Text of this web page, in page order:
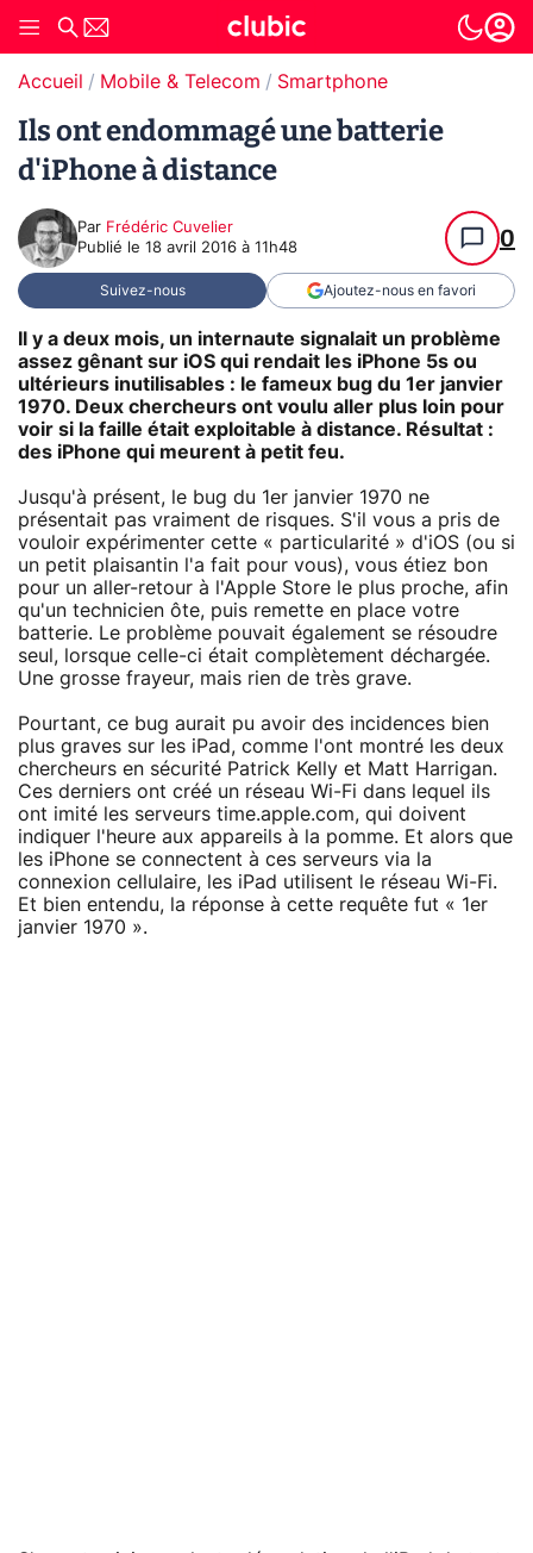
Accueil Mobile & Telecom Smartphone
Ils ont endommagé une batterie
d'iPhone à distance
Par Frédéric Cuvelier
Publié le 18 avril 2016 à 11h48 0
Suivez-nous Ajoutez-nous en favori
Il y a deux mois, un internaute signalait un problème
assez gênant sur iOS qui rendait les iPhone 5s ou
ultérieurs inutilisables : le fameux bug du 1er janvier
1970. Deux chercheurs ont voulu aller plus loin pour
voir si la faille était exploitable à distance. Résultat :
des iPhone qui meurent à petit feu.
Jusqu'à présent, le bug du 1er janvier 1970 ne
présentait pas vraiment de risques. S'il vous a pris de
vouloir expérimenter cette « particularité » d'iOS (ou si
un petit plaisantin l'a fait pour vous), vous étiez bon
pour un aller-retour à l'Apple Store le plus proche, afin
qu'un technicien ôte, puis remette en place votre
batterie. Le problème pouvait également se résoudre
seul, lorsque celle-ci était complètement déchargée.
Une grosse frayeur, mais rien de très grave.
Pourtant, ce bug aurait pu avoir des incidences bien
plus graves sur les iPad, comme l'ont montré les deux
chercheurs en sécurité Patrick Kelly et Matt Harrigan.
Ces derniers ont créé un réseau Wi-Fi dans lequel ils
ont imité les serveurs time.apple.com, qui doivent
indiquer l'heure aux appareils à la pomme. Et alors que
les iPhone se connectent à ces serveurs via la
connexion cellulaire, les iPad utilisent le réseau Wi-Fi.
Et bien entendu, la réponse à cette requête fut « 1er
janvier 1970 ».